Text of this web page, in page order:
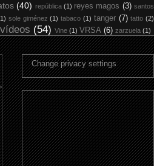
(40) república (1) reyes magos (3) santos
sole giménez (1) tabaco (1) tanger (7) tatto (2)
vídeos (54) Vine (1) VRSA (6) zarzuela (1)
Change privacy settings